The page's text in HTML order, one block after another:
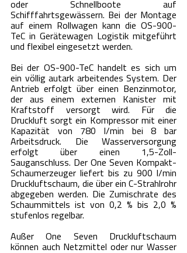
oder Schnellboote auf
Schifffahrtsgewässern. Bei der Montage
auf einem Rollwagen kann die OS-900-
TeC in Gerätewagen Logistik mitgeführt
und flexibel eingesetzt werden.
Bei der OS-900-TeC handelt es sich um
ein völlig autark arbeitendes System. Der
Antrieb erfolgt über einen Benzinmotor,
der aus einem externen Kanister mit
Kraftstoff versorgt wird. Für die
Druckluft sorgt ein Kompressor mit einer
Kapazität von 780 l/min bei 8 bar
Arbeitsdruck. Die Wasserversorgung
erfolgt über einen 1,5-Zoll-
Sauganschluss. Der One Seven Kompakt-
Schaumerzeuger liefert bis zu 900 l/min
Druckluftschaum, die über ein C-Strahlrohr
abgegeben werden. Die Zumischrate des
Schaummittels ist von 0,2 % bis 2,0 %
stufenlos regelbar.
Außer One Seven Druckluftschaum
können auch Netzmittel oder nur Wasser